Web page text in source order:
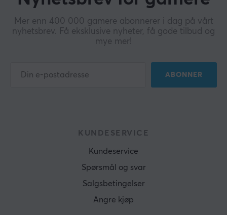
Mer enn 400 000 gamere abonnerer i dag på vårt
nyhetsbrev. Få eksklusive nyheter, få gode tilbud og
mye mer!
ABONNER
KUNDESERVICE
Kundeservice
Spørsmål og svar
Salgsbetingelser
Angre kjøp